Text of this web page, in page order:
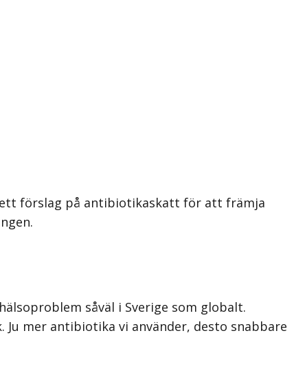
förslag på antibiotikaskatt för att främja
såväl i Sverige som globalt.
mer antibiotika vi använder, desto snabbare